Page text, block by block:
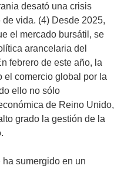
desató una crisis
vida. (4) Desde 2025,
el mercado bursátil, se
arancelaria del
febrero de este año, la
el comercio global por la
ello no sólo
de Reino Unido,
grado la gestión de la
sumergido en un